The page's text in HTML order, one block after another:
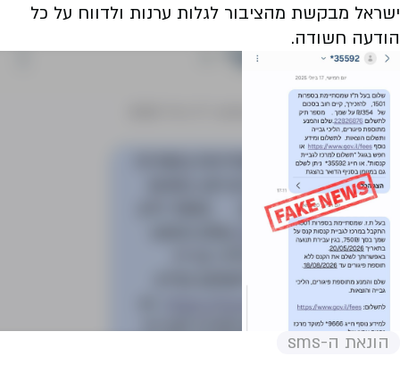
ישראל מבקשת מהציבור לגלות ערנות ולדווח על כל
הודעה חשודה.
הונאת ה-sms